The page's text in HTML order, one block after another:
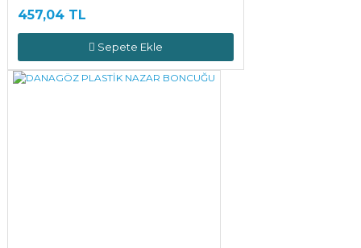
457,04 TL
Sepete Ekle